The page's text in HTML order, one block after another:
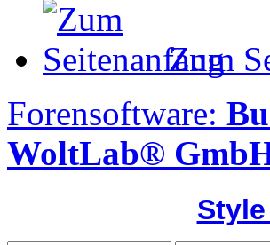
Zum
Forensoftware:
WoltLab®